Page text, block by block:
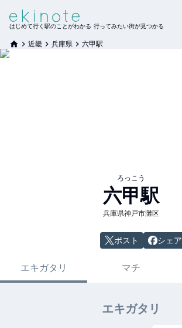
はじめて行く駅のことがわかる 行ってみたい街が見つかる
近畿 兵庫県 六甲駅
ろっこう
六甲駅
兵庫県神戸市灘区
ポスト シェア
エキガタリ マチ
エキガタリ